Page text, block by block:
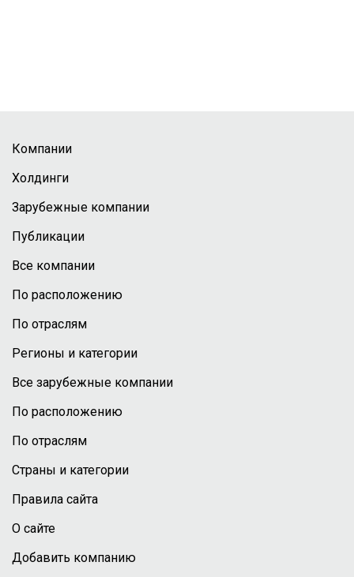
Компании
Холдинги
Зарубежные компании
Публикации
Все компании
По расположению
По отраслям
Регионы и категории
Все зарубежные компании
По расположению
По отраслям
Страны и категории
Правила сайта
О сайте
Добавить компанию